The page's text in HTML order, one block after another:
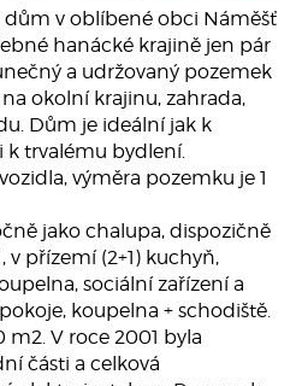
v oblíbené obci Náměšť
hanácké krajině jen pár
a udržovaný pozemek
okolní krajinu, zahrada,
Dům je ideální jak k
k trvalému bydlení.
výměra pozemku je 1
jako chalupa, dispozičně
v přízemí (2+1) kuchyň,
sociální zařízení a
koupelna + schodiště.
m2. V roce 2001 byla
části a celková